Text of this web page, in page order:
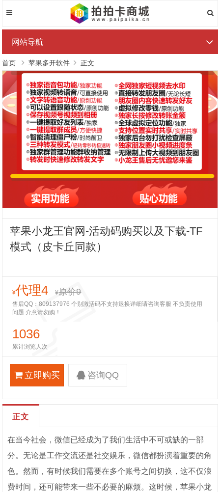
网站导航
首页 苹果多开软件 正文
苹果小龙王官网-活动码购买以及下载-TF
模式（皮卡丘同款）
¥代理4 ¥原价9
售后QQ：809137976 个别激活码不支持退换详细请咨询客服 不负责使用
问题 介意请勿购！
1036
累计浏览人次
立即购买 咨询QQ
正文
在当今社会，微信已经成为了我们生活中不可或缺的一部
分。无论是工作交流还是社交娱乐，微信都扮演着重要的角
色。然而，有时候我们需要在多个账号之间切换，这不仅浪
费时间，还可能带来一些不必要的麻烦。这时候，苹果小龙